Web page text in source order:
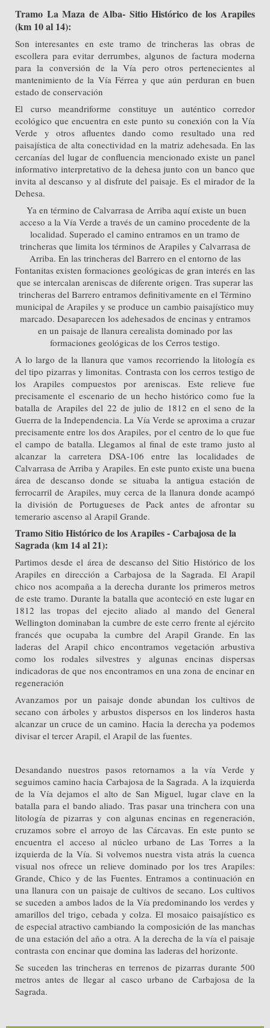
Tramo La Maza de Alba- Sitio Histórico de los Arapiles
(km 10 al 14):
Son interesantes en este tramo de trincheras las obras de
escollera para evitar derrumbes, algunos de factura moderna
para la conversión de la Vía pero otros pertenecientes al
mantenimiento de la Vía Férrea y que aún perduran en buen
estado de conservación
El curso meandriforme constituye un auténtico corredor
ecológico que encuentra en este punto su conexión con la Vía
Verde y otros afluentes dando como resultado una red
paisajística de alta conectividad en la matriz adehesada. En las
cercanías del lugar de confluencia mencionado existe un panel
informativo interpretativo de la dehesa junto con un banco que
invita al descanso y al disfrute del paisaje. Es el mirador de la
Dehesa.
Ya en término de Calvarrasa de Arriba aquí existe un buen
acceso a la Vía Verde a través de un camino procedente de la
localidad. Superado el camino entramos en un tramo de
trincheras que limita los términos de Arapiles y Calvarrasa de
Arriba. En las trincheras del Barrero en el entorno de las
Fontanitas existen formaciones geológicas de gran interés en las
que se intercalan areniscas de diferente origen. Tras superar las
trincheras del Barrero entramos definitivamente en el Término
municipal de Arapiles y se produce un cambio paisajístico muy
marcado. Desaparecen los adehesados de encinas y entramos
en un paisaje de llanura cerealista dominado por las
formaciones geológicas de los Cerros testigo.
A lo largo de la llanura que vamos recorriendo la litología es
del tipo pizarras y limonitas. Contrasta con los cerros testigo de
los Arapiles compuestos por areniscas. Este relieve fue
precisamente el escenario de un hecho histórico como fue la
batalla de Arapiles del 22 de julio de 1812 en el seno de la
Guerra de la Independencia. La Vía Verde se aproxima a cruzar
precisamente entre los dos Arapiles, por el centro de lo que fue
el campo de batalla. Llegamos al final de este tramo justo al
alcanzar la carretera DSA-106 entre las localidades de
Calvarrasa de Arriba y Arapiles. En este punto existe una buena
área de descanso donde se situaba la antigua estación de
ferrocarril de Arapiles, muy cerca de la llanura donde acampó
la división de Portugueses de Pack antes de afrontar su
temerario ascenso al Arapil Grande.
Tramo Sitio Histórico de los Arapiles - Carbajosa de la
Sagrada (km 14 al 21):
Partimos desde el área de descanso del Sitio Histórico de los
Arapiles en dirección a Carbajosa de la Sagrada. El Arapil
chico nos acompaña a la derecha durante los primeros metros
de este tramo. Durante la batalla que aconteció en este lugar en
1812 las tropas del ejecito aliado al mando del General
Wellington dominaban la cumbre de este cerro frente al ejército
francés que ocupaba la cumbre del Arapil Grande. En las
laderas del Arapil chico encontramos vegetación arbustiva
como los rodales silvestres y algunas encinas dispersas
indicadoras de que nos encontramos en una zona de encinar en
regeneración
Avanzamos por un paisaje donde abundan los cultivos de
secano con árboles y arbustos dispersos en los linderos hasta
alcanzar un cruce de un camino. Hacia la derecha ya podemos
divisar el tercer Arapil, el Arapil de las fuentes.
Desandando nuestros pasos retornamos a la vía Verde y
seguimos camino hacia Carbajosa de la Sagrada. A la izquierda
de la Vía dejamos el alto de San Miguel, lugar clave en la
batalla para el bando aliado. Tras pasar una trinchera con una
litología de pizarras y con algunas encinas en regeneración,
cruzamos sobre el arroyo de las Cárcavas. En este punto se
encuentra el acceso al núcleo urbano de Las Torres a la
izquierda de la Vía. Si volvemos nuestra vista atrás la cuenca
visual nos ofrece un relieve dominado por los tres Arapiles:
Grande, Chico y de las Fuentes. Entramos a continuación en
una llanura con un paisaje de cultivos de secano. Los cultivos
se suceden a ambos lados de la Vía predominando los verdes y
amarillos del trigo, cebada y colza. El mosaico paisajístico es
de especial atractivo cambiando la composición de las manchas
de una estación del año a otra. A la derecha de la vía el paisaje
contrasta con encinar que domina las laderas del horizonte.
Se suceden las trincheras en terrenos de pizarras durante 500
metros antes de llegar al casco urbano de Carbajosa de la
Sagrada.